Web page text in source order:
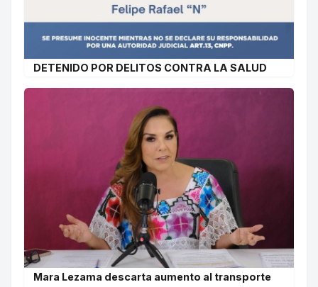
DETENIDO POR DELITOS CONTRA LA SALUD
Mara Lezama descarta aumento al transporte